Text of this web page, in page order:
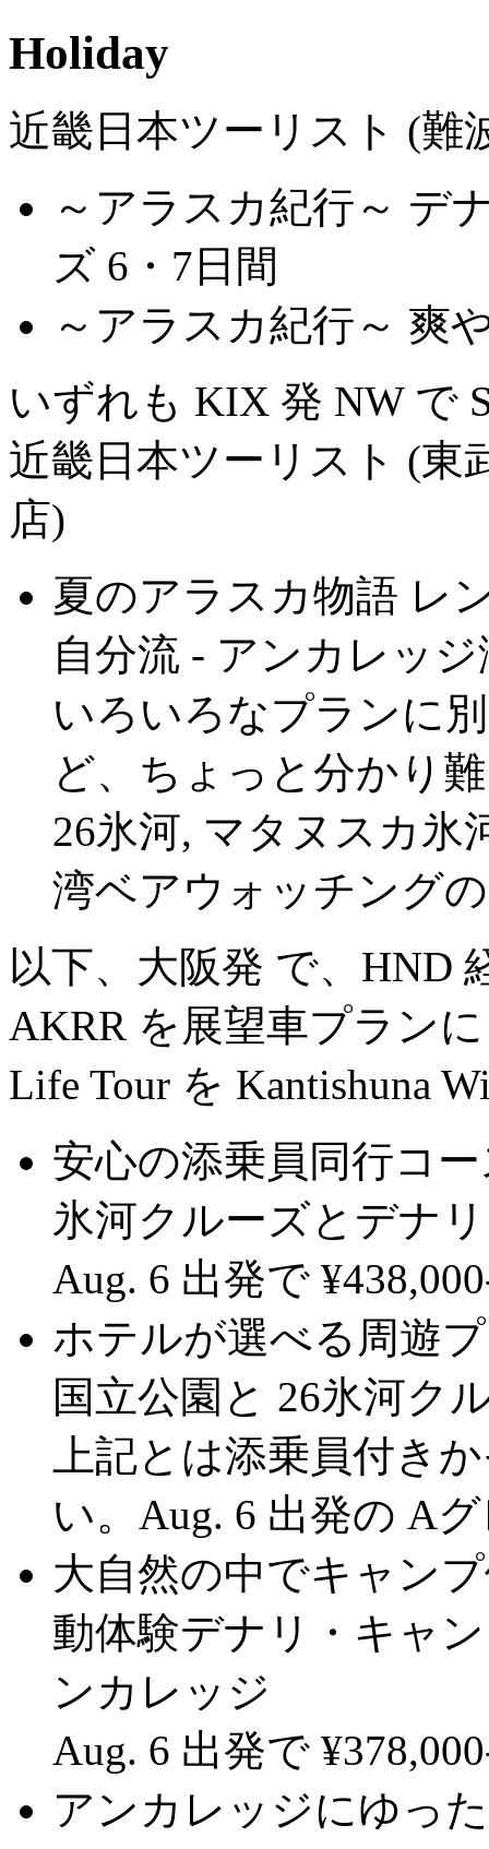
Holiday
近畿日本ツーリスト (難
～アラスカ紀行～ デ
ズ 6・7日間
～アラスカ紀行～ 爽
いずれも KIX 発 NW で
近畿日本ツーリスト (東
店)
夏のアラスカ物語 レ
自分流 - アンカレッ
いろいろなプランに
ど、ちょっと分かり
26氷河, マタヌスカ氷
湾ベアウォッチング
以下、大阪発 で、HND
AKRR を展望車プラン
Life Tour を Kantishuna
安心の添乗員同行コ
氷河クルーズとデナ
Aug. 6 出発で
ホテルが選べる周遊
国立公園と 26氷河ク
上記とは添乗員付き
い。Aug. 6 出発の A
大自然の中でキャン
動体験デナリ・キャ
ンカレッジ
Aug. 6 出発で
アンカレッジにゆっ